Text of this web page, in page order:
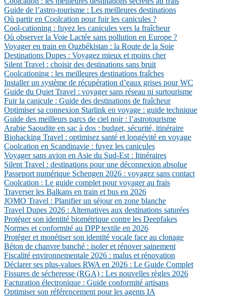
Guide de l’astro-tourisme : Les meilleures destinations
Où partir en Coolcation pour fuir les canicules ?
Cool-cationing : fuyez les canicules vers la fraîcheur
Où observer la Voie Lactée sans pollution en Europe ?
Voyager en train en Ouzbékistan : la Route de la Soie
Destinations Dupes : Voyagez mieux et moins cher
Silent Travel : choisir des destinations sans bruit
Coolcationing : les meilleures destinations fraîches
Installer un système de récupération d’eaux grises pour WC
Guide du Quiet Travel : voyager sans réseau ni surtourisme
Fuir la canicule : Guide des destinations de fraîcheur
Optimiser sa connexion Starlink en voyage : guide technique
Guide des meilleurs parcs de ciel noir : l’astrotourisme
Arabie Saoudite en sac à dos : budget, sécurité, itinéraire
Biohacking Travel : optimisez santé et longévité en voyage
Coolcation en Scandinavie : fuyez les canicules
Voyager sans avion en Asie du Sud-Est : Itinéraires
Silent Travel : destinations pour une déconnexion absolue
Passeport numérique Schengen 2026 : voyagez sans contact
Coolcation : Le guide complet pour voyager au frais
Traverser les Balkans en train et bus en 2026
JOMO Travel : Planifier un séjour en zone blanche
Travel Dupes 2026 : Alternatives aux destinations saturées
Protéger son identité biométrique contre les Deepfakes
Normes et conformité au DPP textile en 2026
Protéger et monétiser son identité vocale face au clonage
Béton de chanvre banché : isoler et rénover sainement
Fiscalité environnementale 2026 : malus et rénovation
Déclarer ses plus-values RWA en 2026 : Le Guide Complet
Fissures de sécheresse (RGA) : Les nouvelles règles 2026
Facturation électronique : Guide conformité artisans
Optimiser son référencement pour les agents IA